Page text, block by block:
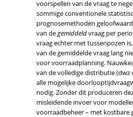
voorspellen van de vraag te
sommige conventionele
prognosemethoden
van degemiddeldvraag per
vraag echter met tussenpozen
van de gemiddelde vraag lang
voor voorraadplanning.
van de volledige distributie (dwz
alle mogelijke
nodig. Zonder dit produceren
misleidende invoer voor
voorraadbeheer – met kostbare